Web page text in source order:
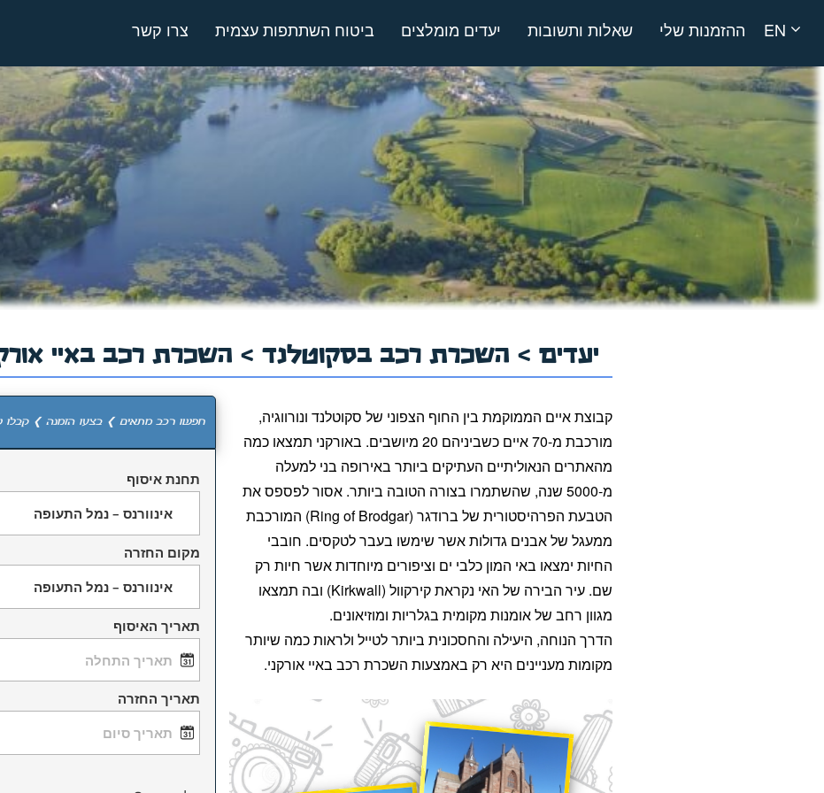
צרו קשר ביטוח השתתפות עצמית יעדים מומלצים שאלות ותשובות ההזמנות שלי EN
יעדים > השכרת רכב בסקוטלנד > השכרת רכב באיי
חפשו רכב מתאים ❯ בצעו הזמנה ❯ קבלו
תחנת איסוף
מקום החזרה
תאריך האיסוף
תאריך החזרה
קבוצת איים הממוקמת בין החוף הצפוני של סקוטלנד ונורווגיה,
מורכבת מ-70 איים כשביניהם 20 מיושבים. באורקני תמצאו כמה
מהאתרים הנאוליתיים העתיקים ביותר באירופה בני למעלה
מ-5000 שנה, שהשתמרו בצורה הטובה ביותר. אסור לפספס את
הטבעת הפרהיסטורית של ברודגר (Ring of Brodgar) המורכבת
ממעגל של אבנים גדולות אשר שימשו בעבר לטקסים. חובבי
החיות ימצאו באי המון כלבי ים וציפורים מיוחדות אשר חיות רק
שם. עיר הבירה של האי נקראת קירקוול (Kirkwall) ובה תמצאו
מגוון רחב של אומנות מקומית בגלריות ומוזיאונים.
הדרך הנוחה, היעילה והחסכונית ביותר לטייל ולראות כמה שיותר
מקומות מעניינים היא רק באמצעות השכרת רכב באיי אורקני.